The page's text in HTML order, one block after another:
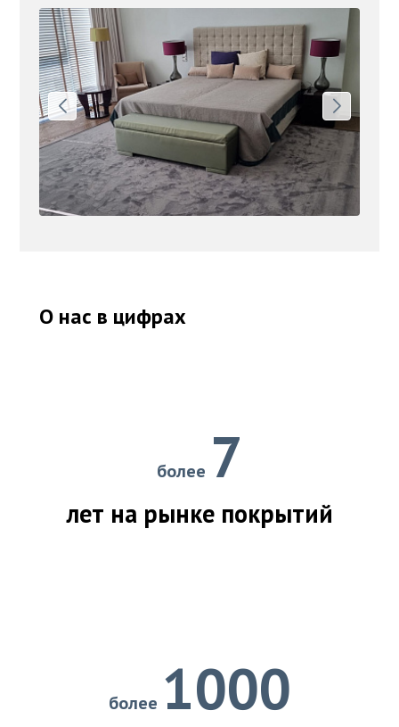
О нас в цифрах
более 7
лет на рынке покрытий
более 1000